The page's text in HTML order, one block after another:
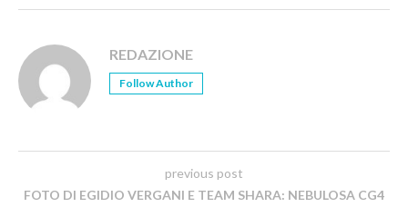
REDAZIONE
Follow Author
previous post
FOTO DI EGIDIO VERGANI E TEAM SHARA: NEBULOSA CG4